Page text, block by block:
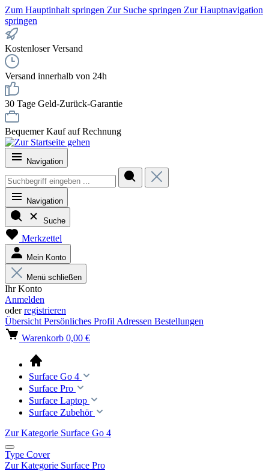
Zum Hauptinhalt springen Zur Suche springen Zur Hauptnavigation
springen
Kostenloser Versand
Versand innerhalb von 24h
30 Tage Geld-Zurück-Garantie
Bequemer Kauf auf Rechnung
Navigation
Navigation
Suche
Merkzettel
Mein Konto
Menü schließen
Ihr Konto
Anmelden
oderregistrieren
Übersicht Persönliches Profil Adressen Bestellungen
Warenkorb 0,00 €
Surface Go 4
Surface Pro
Surface Laptop
Surface Zubehör
Zur Kategorie Surface Go 4
Type Cover
Zur Kategorie Surface Pro